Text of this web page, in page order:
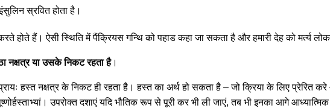
स्रवित होता है।
होते हैं। ऐसी स्थिति में पैंक्रियस गन्थि को पहाड कहा जा सकता है और हमारी देह को मर्त्य
नक्षत्र या उसके निकट रहता है।
हस्त नक्षत्र के निकट ही रहता है। हस्त का अर्थ हो सकता है – जो क्रिया के लिए प्रेरित करे
पूष्णोर्हस्ताभ्यां। उपरोक्त दशाएं यदि भौतिक रूप से पूरी कर भी ली जाएं, तब भी इनका आगे आध्यात्मिक